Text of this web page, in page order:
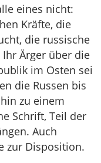
eines nicht:
Kräfte, die
die russische
Ärger über die
im Osten sei
die Russen bis
zu einem
Schrift, Teil der
Auch
zur Disposition.